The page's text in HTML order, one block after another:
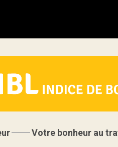
Votre bonheur au